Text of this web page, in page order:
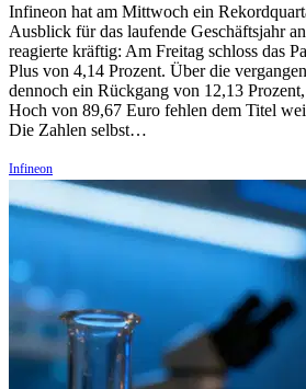
Infineon hat am Mittwoch ein
Ausblick für das laufende Geschäftsjahr
reagierte kräftig: Am Freitag schloss das
Plus von 4,14 Prozent. Über die
dennoch ein Rückgang von 12,13
Hoch von 89,67 Euro fehlen dem Titel
Die Zahlen selbst…
Infineon